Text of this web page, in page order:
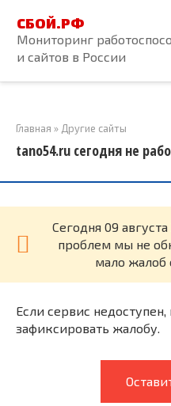
контенту
СБОЙ.РФ
Мониторинг
и сайтов в России
Главная » Другие сайты
tano54.ru сегодня не
Cегодня 09
проблем мы не
мало жалоб
Если сервис
зафиксировать жалобу.